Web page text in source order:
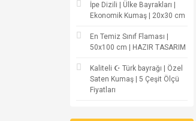
İpe Dizili | Ülke Bayrakları |
Ekonomik Kumaş | 20x30 cm
En Temiz Sınıf Flaması |
50x100 cm | HAZIR TASARIM
Kaliteli ☪ Türk bayrağı | Özel
Saten Kumaş | 5 Çeşit Ölçü
Fiyatları